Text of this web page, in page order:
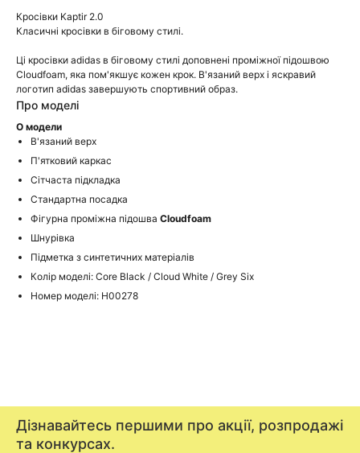
Кросівки Kaptir 2.0
Класичні кросівки в біговому стилі.
Ці кросівки adidas в біговому стилі доповнені проміжної підошвою
Cloudfoam, яка пом'якшує кожен крок. В'язаний верх і яскравий
логотип adidas завершують спортивний образ.
Про моделі
О модели
В'язаний верх
П'ятковий каркас
Сітчаста підкладка
Стандартна посадка
Фігурна проміжна підошва Cloudfoam
Шнурівка
Підметка з синтетичних матеріалів
Колір моделі: Core Black / Cloud White / Grey Six
Номер моделі: H00278
Дізнавайтесь першими про акції, розпродажі
та конкурсах.